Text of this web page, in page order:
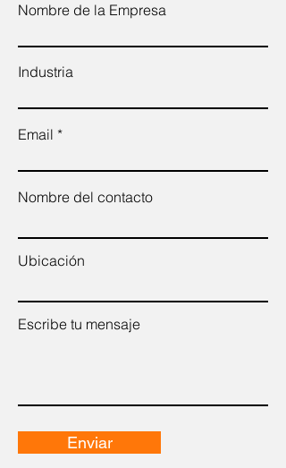
Nombre de la Empresa
Industria
Email
Nombre del contacto
Ubicación
Escribe tu mensaje
Enviar